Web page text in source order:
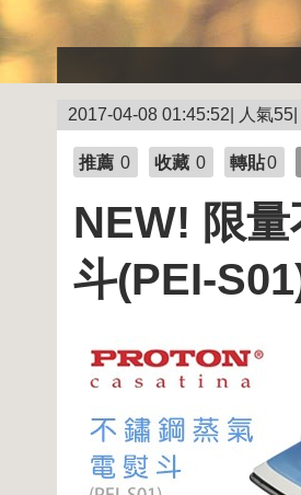
2017-04-08 01:45:52| 人氣55|
推薦 0 收藏 0 轉貼0
NEW! 限
斗(PEI-